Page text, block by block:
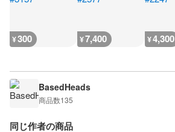
¥300 ¥7,400 ¥4,300
BasedHeads
商品数135
同じ作者の商品